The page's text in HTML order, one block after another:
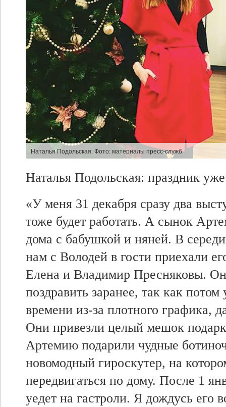
Наталья Подольская. Фото: материалы пресс-служб
Наталья Подольская: праздник
«У меня 31 декабря сразу два
тоже будет работать. А сынок
дома с бабушкой и няней. В
нам с Володей в гости приехали
Елена и Владимир Пресняковы.
поздравить заранее, так как потом
времени из-за плотного графика,
Они привезли целый мешок
Артемию подарили чудные
новомодный гироскутер, на
передвигаться по дому. После 1
уедет на гастроли. Я дождусь его